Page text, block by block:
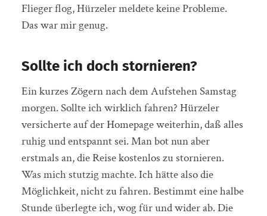
Flieger flog, Hürzeler meldete keine Probleme.
Das war mir genug.
Sollte ich doch stornieren?
Ein kurzes Zögern nach dem Aufstehen Samstag
morgen. Sollte ich wirklich fahren? Hürzeler
versicherte auf der Homepage weiterhin, daß alles
ruhig und entspannt sei. Man bot nun aber
erstmals an, die Reise kostenlos zu stornieren.
Was mich stutzig machte. Ich hätte also die
Möglichkeit, nicht zu fahren. Bestimmt eine halbe
Stunde überlegte ich, wog für und wider ab. Die